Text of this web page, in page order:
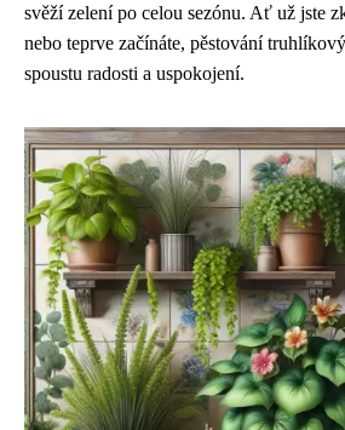
svěží zelení po celou sezónu. Ať už jste
nebo teprve začínáte, pěstování
spoustu radosti a uspokojení.